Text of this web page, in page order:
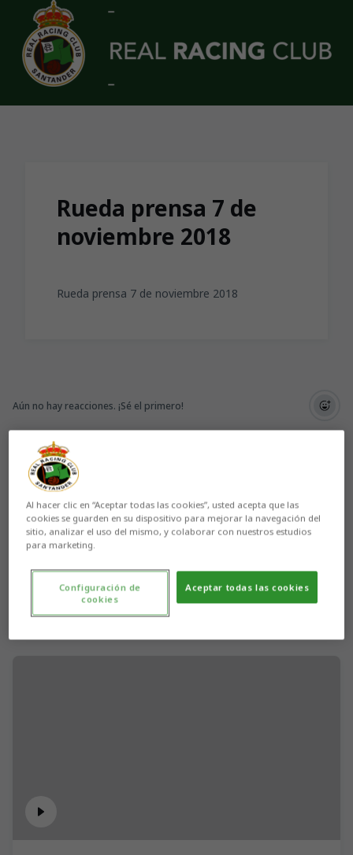
Skip to main content
Rueda prensa 7 de
noviembre 2018
Rueda prensa 7 de noviembre 2018
Aún no hay reacciones. ¡Sé el primero!
Al hacer clic en “Aceptar todas las cookies”, usted acepta que las
cookies se guarden en su dispositivo para mejorar la navegación del
sitio, analizar el uso del mismo, y colaborar con nuestros estudios
para marketing.
Aceptar todas las cookies
Configuración de
cookies